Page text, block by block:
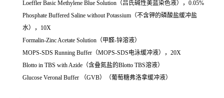
Loeffler Basic Methylene Blue Solution（吕氏碱性美蓝染色液），0.05%
Phosphate Buffered Saline without Potassium（不含钾的磷酸盐缓冲盐
水），10X
Formalin-Zinc Acetate Solution（甲醛-锌溶液）
MOPS-SDS Running Buffer（MOPS-SDS电泳缓冲液），20X
Blotto in TBS with Azide（含叠氮盐的Blotto TBS溶液）
Glucose Veronal Buffer （GVB）（葡萄糖弗洛拿缓冲液）